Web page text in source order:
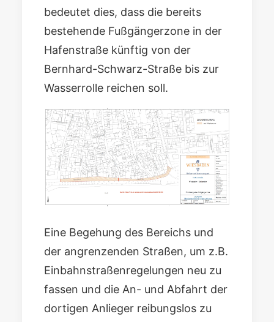
bedeutet dies, dass die bereits
bestehende Fußgängerzone in der
Hafenstraße künftig von der
Bernhard-Schwarz-Straße bis zur
Wasserrolle reichen soll.
Eine Begehung des Bereichs und
der angrenzenden Straßen, um z.B.
Einbahnstraßenregelungen neu zu
fassen und die An- und Abfahrt der
dortigen Anlieger reibungslos zu